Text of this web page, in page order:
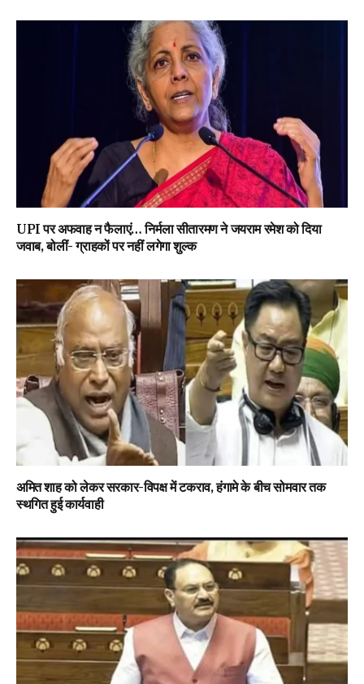
UPI पर अफवाह न फैलाएं… निर्मला सीतारमण ने जयराम रमेश को दिया
जवाब, बोलीं- ग्राहकों पर नहीं लगेगा शुल्क
अमित शाह को लेकर सरकार-विपक्ष में टकराव, हंगामे के बीच सोमवार तक
स्थगित हुई कार्यवाही